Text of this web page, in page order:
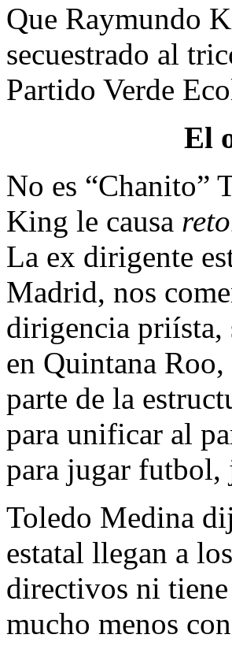
Que Raymundo
secuestrado al
Partido Verde
El
No es “Chanito”
King le causa
La ex dirigente
Madrid, nos
dirigencia priísta,
en Quintana
parte de la
para unificar al
para jugar
Toledo Medina
estatal llegan a
directivos ni
mucho menos